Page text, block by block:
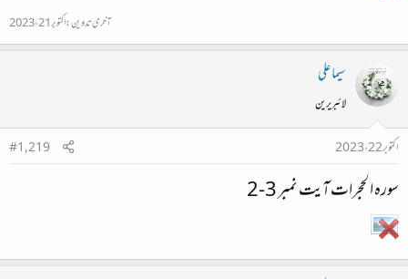
آخری تدوین:اکتوبر 21، 2023
سیما علی
لائبریرین
اکتوبر 22، 2023
#1,219
سورہ الحجرات آیت نمبر 3-2